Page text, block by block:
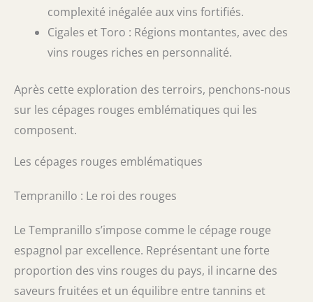
complexité inégalée aux vins fortifiés.
Cigales et Toro : Régions montantes, avec des
vins rouges riches en personnalité.
Après cette exploration des terroirs, penchons-nous
sur les cépages rouges emblématiques qui les
composent.
Les cépages rouges emblématiques
Tempranillo : Le roi des rouges
Le Tempranillo s’impose comme le cépage rouge
espagnol par excellence. Représentant une forte
proportion des vins rouges du pays, il incarne des
saveurs fruitées et un équilibre entre tannins et